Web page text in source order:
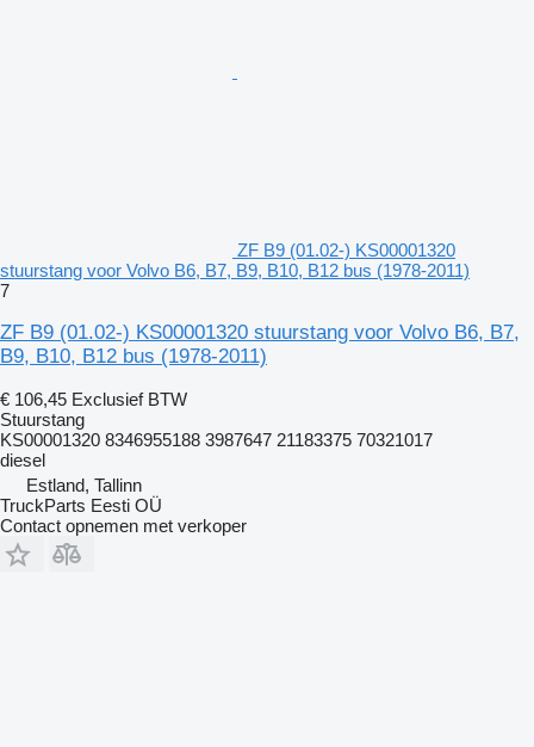
ZF B9 (01.02-) KS00001320
stuurstang voor Volvo B6, B7, B9, B10, B12 bus (1978-2011)
7
ZF B9 (01.02-) KS00001320 stuurstang voor Volvo B6, B7,
B9, B10, B12 bus (1978-2011)
€ 106,45 Exclusief BTW
Stuurstang
KS00001320 8346955188 3987647 21183375 70321017
diesel
Estland, Tallinn
TruckParts Eesti OÜ
Contact opnemen met verkoper